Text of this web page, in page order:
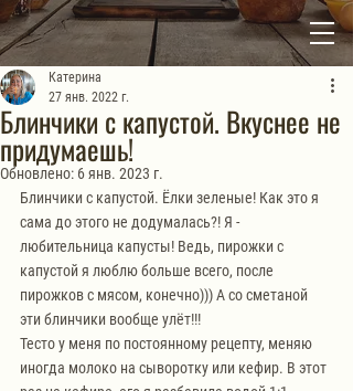
Блинчики с капустой. Вкуснее не
придумаешь!
Катерина
27 янв. 2022 г.
Обновлено: 6 янв. 2023 г.
Блинчики с капустой. Ёлки зеленые! Как это я
сама до этого не додумалась?! Я -
любительница капусты! Ведь, пирожки с
капустой я люблю больше всего, после
пирожков с мясом, конечно))) А со сметаной
эти блинчики вообще улёт!!!
Тесто у меня по постоянному рецепту, меняю
иногда молоко на сыворотку или кефир. В этот